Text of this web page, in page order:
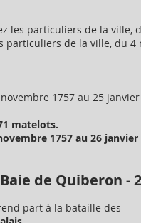
les particuliers de la
particuliers de la ville, du 4
1757 au 25 janvier
matelots.
1757 au 26 janvier
de Quiberon -
part à la bataille des